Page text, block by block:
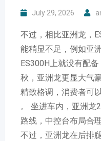
July 29, 2026
不过，相比亚洲龙，
能稍显不足，例如亚
ES300H上就没有配
秋，亚洲龙更显大气
精致格调，消费者可
。 坐进车内，亚洲龙
路线，中控台布局合
不过，亚洲龙在后排